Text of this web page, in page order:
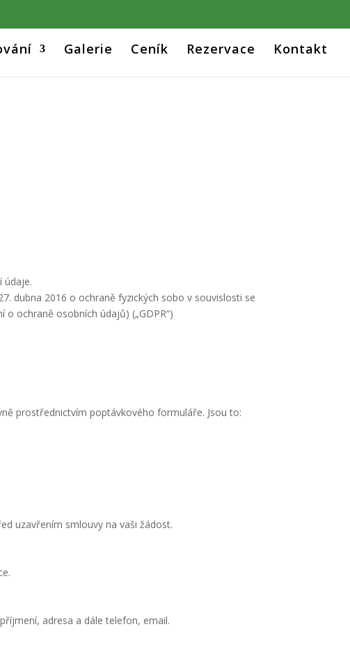
Galerie Ceník Rezervace Kontakt
údaje.
dubna 2016 o ochraně fyzických sobo v souvislosti se
ochraně osobních údajů) („GDPR“)
prostřednictvím poptávkového formuláře. Jsou to:
uzavřením smlouvy na vaši žádost.
adresa a dále telefon, email.